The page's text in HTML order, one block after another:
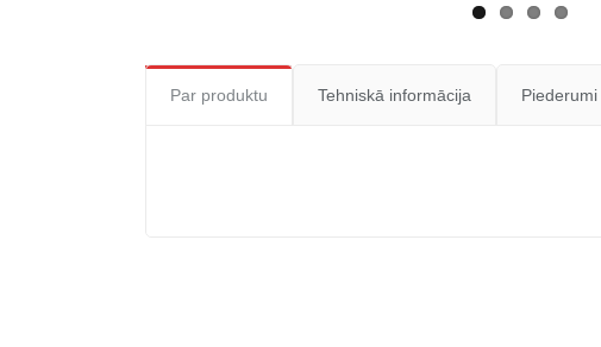
Par produktu Tehniskā informācija Piederumi